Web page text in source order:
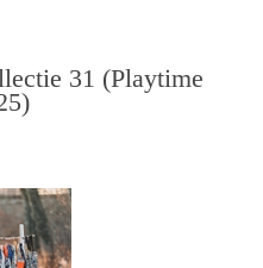
31 (Playtime